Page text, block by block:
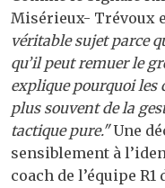
Misérieux- Trévoux
véritable sujet parce
qu’il peut remuer le
explique pourquoi les
plus souvent de la
tactique pure."Une
sensiblement à
coach de l’équipe R1